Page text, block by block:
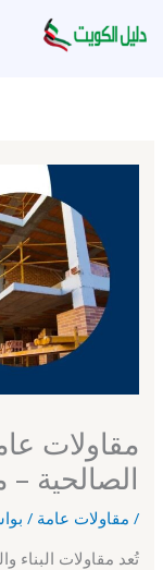
إلى
الصالحية
/ مقاولات عامة /
تُعد مقاولات البناء